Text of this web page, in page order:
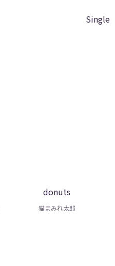
Single
donuts
猫まみれ太郎